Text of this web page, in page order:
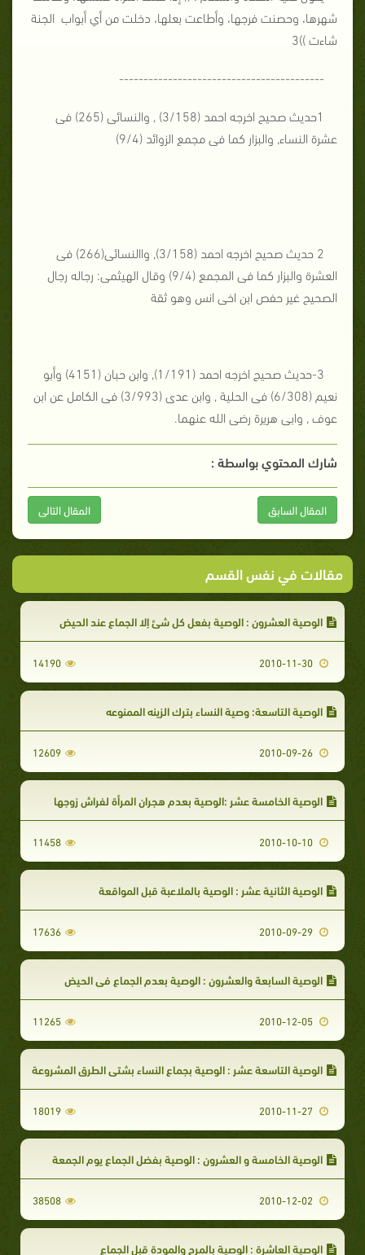
شهرها، وحصنت فرجها، وأطاعت بعلها، دخلت من أي أبواب الجنة
شاءت ))3
------------------------------------------
1حديث صحيح اخرجه احمد (3/158) , والنسائى (265) فى
عشرة النساء, والبزار كما فى مجمع الزوائد (9/4)
2 حديث صحيح اخرجه احمد (3/158), واالنسائى(266) فى
العشرة والبزار كما فى المجمع (9/4) وقال الهيثمى: رجاله رجال
الصحيح غير حفص ابن اخى انس وهو ثقة
3-حديث صحيح اخرجه احمد (1/191), وابن حبان (4151) وأبو
نعيم (6/308) فى الحلية , وابن عدى (3/993) فى الكامل عن ابن
عوف , وابى هريرة رضى الله عنهما.
شارك المحتوي بواسطة :
المقال السابق المقال التالى
مقالات في نفس القسم
الوصية العشرون : الوصية بفعل كل شئ إلا الجماع عند الحيض
14190
الوصية التاسعة: وصية النساء بترك الزينه الممنوعه
12609
الوصية الخامسة عشر :الوصية بعدم هجران المرأة لفراش زوجها
11458
الوصية الثانية عشر : الوصية بالملاعبة قبل المواقعة
17636
الوصية السابعة والعشرون : الوصية بعدم الجماع في الحيض
11265
الوصية التاسعة عشر : الوصية بجماع النساء بشتى الطرق المشروعة
18019
الوصية الخامسة و العشرون : الوصية بفضل الجماع يوم الجمعة
38508
الوصية العاشرة : الوصية بالمرح والمودة قبل الجماع